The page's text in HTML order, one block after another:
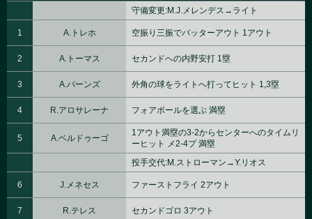
守備変更:M.J.メレンデス→ライト
1 A.トレホ 空振り三振でバッターアウト 1アウト
2 A.トーマス セカンドへの内野安打 1塁
3 A.バーンズ 外角の球をライトへ打ってヒット 1,3塁
4 R.アロサレーナ フォアボールを選ぶ 満塁
5 A.ベルドゥーゴ
1アウト満塁の3-2からセンターへのタイムリ
ーヒット メ2-4プ 満塁
投手交代:M.ストローマン→Y.リオス
6 J.メネセス ファーストフライ 2アウト
7 R.テレス セカンドゴロ 3アウト